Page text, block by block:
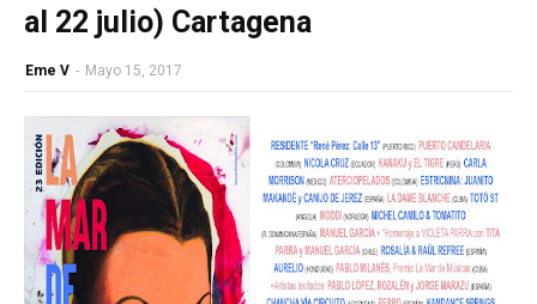
al 22 julio) Cartagena
Eme V - Mayo 15, 2017